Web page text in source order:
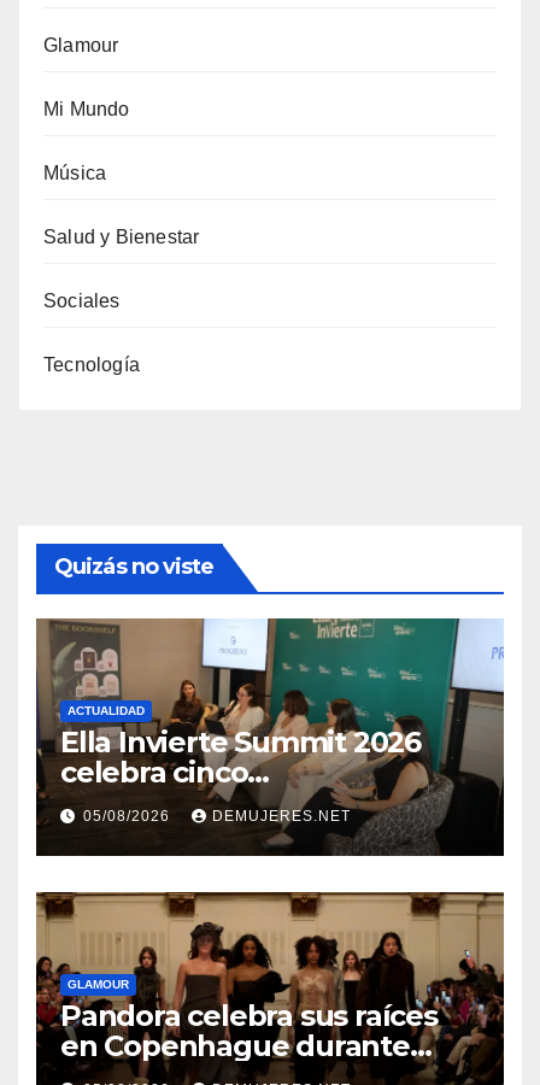
Glamour
Mi Mundo
Música
Salud y Bienestar
Sociales
Tecnología
Quizás no viste
ACTUALIDAD
Ella Invierte Summit 2026
celebra cinco
añosimpulsando a las
mujeres a construir su
independencia financiera
05/08/2026 DEMUJERES.NET
GLAMOUR
Pandora celebra sus raíces
en Copenhague durante
Copenhagen Fashion Week a